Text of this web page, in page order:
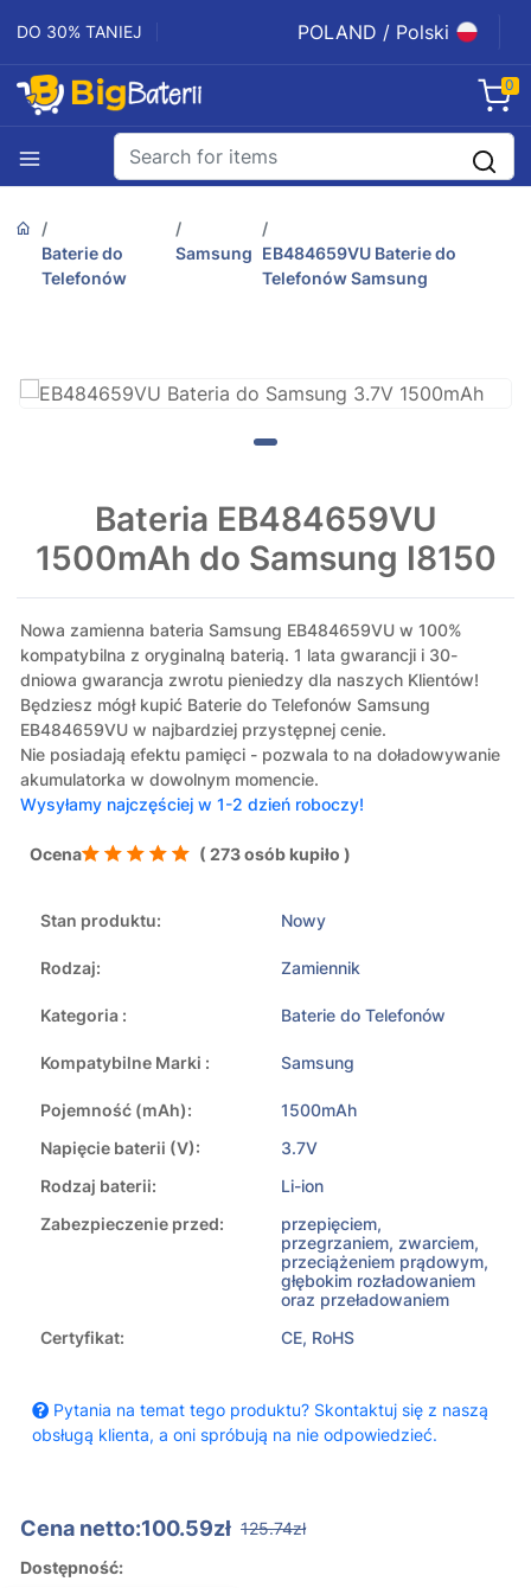
DO 30% TANIEJ POLAND / Polski
0
Baterie do
Telefonów
Samsung EB484659VU Baterie do
Telefonów Samsung
Bateria EB484659VU
1500mAh do Samsung I8150
Nowa zamienna bateria Samsung EB484659VU w 100%
kompatybilna z oryginalną baterią. 1 lata gwarancji i 30-
dniowa gwarancja zwrotu pieniedzy dla naszych Klientów!
Będziesz mógł kupić Baterie do Telefonów Samsung
EB484659VU w najbardziej przystępnej cenie.
Nie posiadają efektu pamięci - pozwala to na doładowywanie
akumulatorka w dowolnym momencie.
Wysyłamy najczęściej w 1-2 dzień roboczy!
Ocena ( 273 osób kupiło )
Stan produktu: Nowy
Rodzaj: Zamiennik
Kategoria : Baterie do Telefonów
Kompatybilne Marki : Samsung
Pojemność (mAh):
1500mAh
Napięcie baterii (V):
3.7V
Rodzaj baterii:
Li-ion
Zabezpieczenie przed:
przepięciem,
przegrzaniem, zwarciem,
przeciążeniem prądowym,
głębokim rozładowaniem
oraz przeładowaniem
Certyfikat:
CE, RoHS
Pytania na temat tego produktu? Skontaktuj się z naszą
obsługą klienta, a oni spróbują na nie odpowiedzieć.
Cena netto:100.59zł 125.74zł
Dostępność: